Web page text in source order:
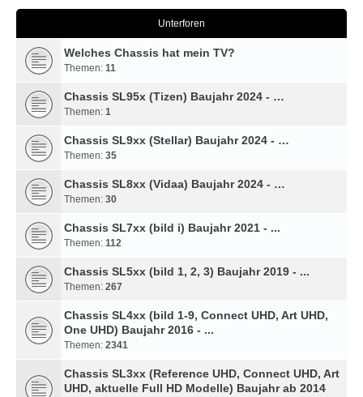
Unterforen
Welches Chassis hat mein TV?
Themen: 11
Chassis SL95x (Tizen) Baujahr 2024 - …
Themen: 1
Chassis SL9xx (Stellar) Baujahr 2024 - …
Themen: 35
Chassis SL8xx (Vidaa) Baujahr 2024 - …
Themen: 30
Chassis SL7xx (bild i) Baujahr 2021 - ...
Themen: 112
Chassis SL5xx (bild 1, 2, 3) Baujahr 2019 - ...
Themen: 267
Chassis SL4xx (bild 1-9, Connect UHD, Art UHD,
One UHD) Baujahr 2016 - ...
Themen: 2341
Chassis SL3xx (Reference UHD, Connect UHD, Art
UHD, aktuelle Full HD Modelle) Baujahr ab 2014